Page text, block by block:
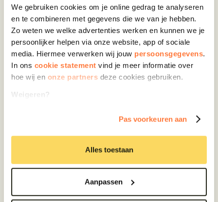
We gebruiken cookies om je online gedrag te analyseren
en te combineren met gegevens die we van je hebben.
Zo weten we welke advertenties werken en kunnen we je
persoonlijker helpen via onze website, app of sociale
media. Hiermee verwerken wij jouw persoonsgegevens
In ons cookie statement vind je meer informatie over
hoe wij en onze partners deze cookies gebruiken.
Weigeren?
en beperkt analytische doelen. Deze cookies plaatsen wij
altijd en hebben weinig tot geen invloed op je privacy. We
mogen deze cookies plaatsen zonder toestemming.
Akkoord?
Dan geef je ons toestemming om ook cookies te plaatsen
voor uitgebreid analytische en advertentiedoelen. Deze
Pas voorkeuren aan
Alles toestaan
Aanpassen
Geschikt voor zowel individuele medewerkers
als teams
Leermateriaal & tools
Digitale modules, e-learnings, micro-learnings en
praktische tools die zelfstandig en flexibel te
Direct beschikbaar en laagdrempelig
Leren in eigen tempo, waar en wanneer het
uitkomt